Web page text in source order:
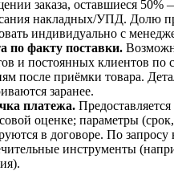
заказа, оставшиеся 50%
накладных/УПД. Долю
индивидуально с
по факту поставки.
и постоянных клиентов по
после приёмки товара.
заранее.
платежа.
оценке; параметры
в договоре. По
инструменты